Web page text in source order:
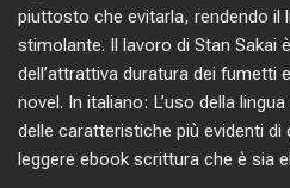
piuttosto che evitarla, rendendo il
stimolante. Il lavoro di Stan Sakai
dell’attrattiva duratura dei fumetti
novel. In italiano: L’uso della
delle caratteristiche più evidenti
leggere ebook scrittura che è sia